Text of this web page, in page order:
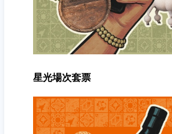
星光場次套票